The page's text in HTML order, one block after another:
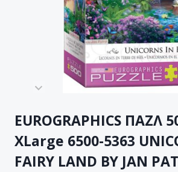
EUROGRAPHICS ΠΑΖΛ
XLarge 6500-5363
FAIRY LAND BY JAN